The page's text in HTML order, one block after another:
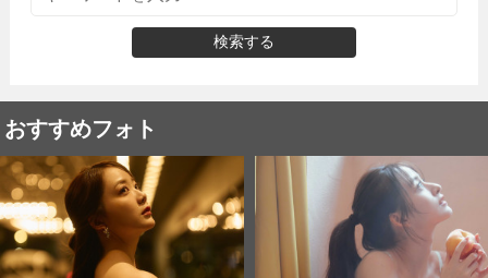
検索する
おすすめフォト